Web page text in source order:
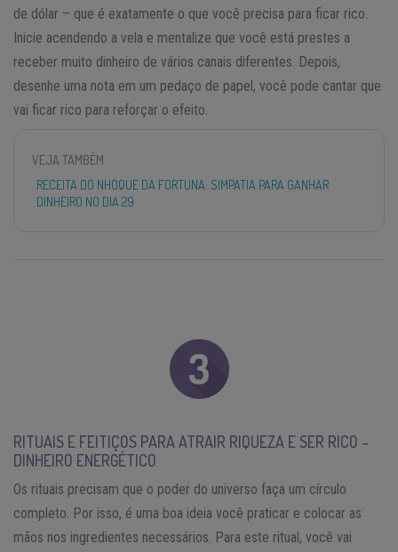
de dólar – que é exatamente o que você precisa para ficar rico.
Inicie acendendo a vela e mentalize que você está prestes a
receber muito dinheiro de vários canais diferentes. Depois,
desenhe uma nota em um pedaço de papel, você pode cantar que
vai ficar rico para reforçar o efeito.
VEJA TAMBÉM
RECEITA DO NHOQUE DA FORTUNA: SIMPATIA PARA GANHAR
DINHEIRO NO DIA 29
RITUAIS E FEITIÇOS PARA ATRAIR RIQUEZA E SER RICO –
DINHEIRO ENERGÉTICO
Os rituais precisam que o poder do universo faça um círculo
completo. Por isso, é uma boa ideia você praticar e colocar as
mãos nos ingredientes necessários. Para este ritual, você vai